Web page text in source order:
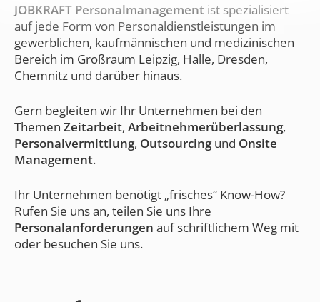
JOBKRAFT Personalmanagement ist spezialisiert
auf jede Form von Personaldienstleistungen im
gewerblichen, kaufmännischen und medizinischen
Bereich im Großraum Leipzig, Halle, Dresden,
Chemnitz und darüber hinaus.
Gern begleiten wir Ihr Unternehmen bei den
Themen Zeitarbeit, Arbeitnehmerüberlassung,
Personalvermittlung, Outsourcingund Onsite
Management.
Ihr Unternehmen benötigt „frisches“ Know-How?
Rufen Sie uns an, teilen Sie uns Ihre
Personalanforderungen auf schriftlichem Weg mit
oder besuchen Sie uns.